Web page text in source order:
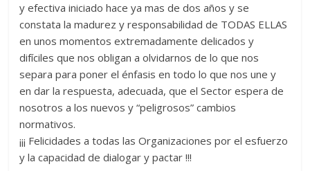
y efectiva iniciado hace ya mas de dos años y se
constata la madurez y responsabilidad de TODAS ELLAS
en unos momentos extremadamente delicados y
difíciles que nos obligan a olvidarnos de lo que nos
separa para poner el énfasis en todo lo que nos une y
en dar la respuesta, adecuada, que el Sector espera de
nosotros a los nuevos y “peligrosos” cambios
normativos.
¡¡¡ Felicidades a todas las Organizaciones por el esfuerzo
y la capacidad de dialogar y pactar !!!